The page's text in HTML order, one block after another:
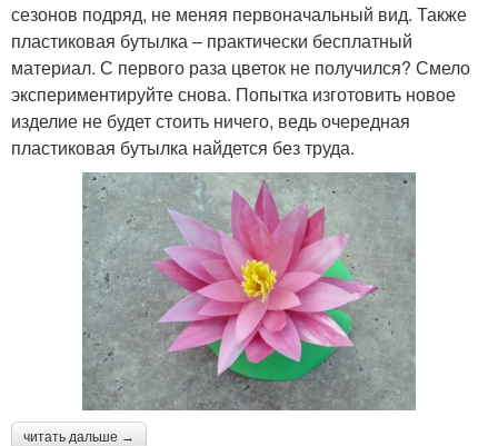
сезонов подряд, не меняя первоначальный вид. Также
пластиковая бутылка – практически бесплатный
материал. С первого раза цветок не получился? Смело
экспериментируйте снова. Попытка изготовить новое
изделие не будет стоить ничего, ведь очередная
пластиковая бутылка найдется без труда.
читать дальше →